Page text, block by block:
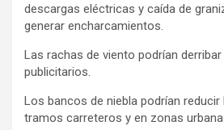
descargas eléctricas y caída de
generar encharcamientos.
Las rachas de viento podrían
publicitarios.
Los bancos de niebla podrían reducir
tramos carreteros y en zonas